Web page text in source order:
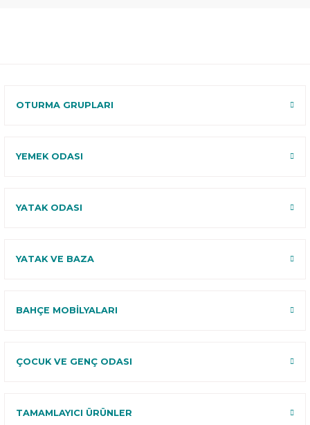
OTURMA GRUPLARI
YEMEK ODASI
YATAK ODASI
YATAK VE BAZA
BAHÇE MOBİLYALARI
ÇOCUK VE GENÇ ODASI
TAMAMLAYICI ÜRÜNLER